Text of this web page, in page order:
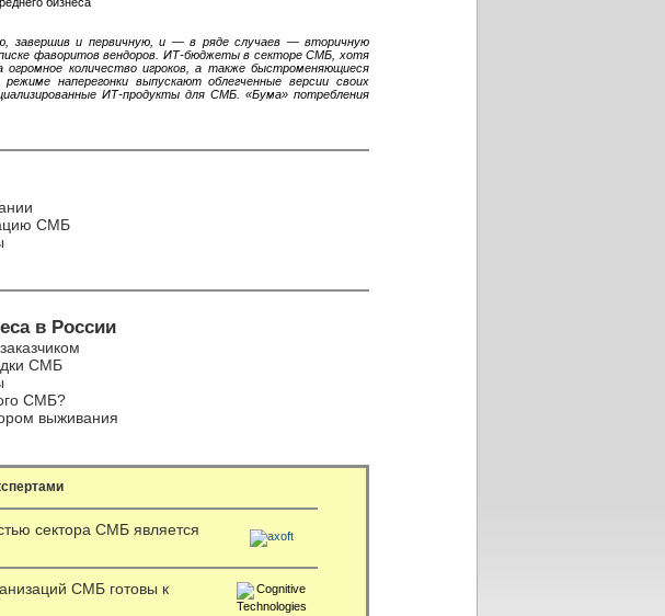
завершив и первичную, и — в ряде случаев — вторичную
фаворитов вендоров. ИТ-бюджеты в секторе СМБ, хотя
количество игроков, а также быстроменяющиеся
наперегонки выпускают облегченные версии своих
ИТ-продукты для СМБ. «Бума» потребления
СМБ
в России
СМБ
СМБ?
выживания
сектора СМБ является
СМБ готовы к